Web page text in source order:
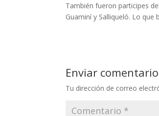
También fueron participes
Guaminí y Salliqueló. Lo
Enviar comentario
Tu dirección de correo